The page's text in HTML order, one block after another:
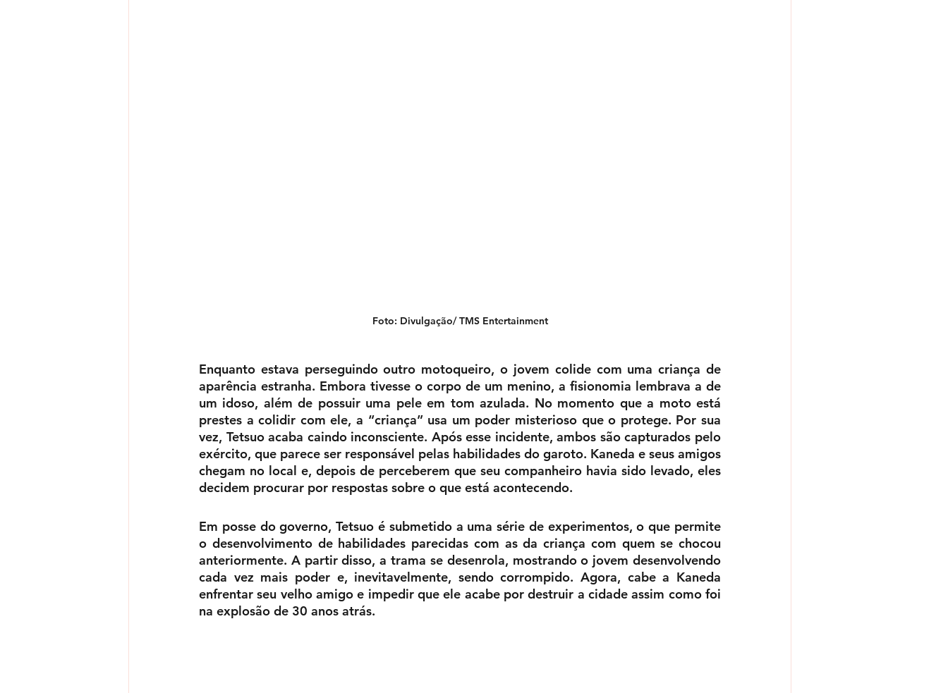
Foto: Divulgação/ TMS Entertainment
Enquanto estava perseguindo outro motoqueiro, o jovem colide com uma criança de
aparência estranha. Embora tivesse o corpo de um menino, a fisionomia lembrava a de
um idoso, além de possuir uma pele em tom azulada. No momento que a moto está
prestes a colidir com ele, a “criança” usa um poder misterioso que o protege. Por sua
vez, Tetsuo acaba caindo inconsciente. Após esse incidente, ambos são capturados pelo
exército, que parece ser responsável pelas habilidades do garoto. Kaneda e seus amigos
chegam no local e, depois de perceberem que seu companheiro havia sido levado, eles
decidem procurar por respostas sobre o que está acontecendo.
Em posse do governo, Tetsuo é submetido a uma série de experimentos, o que permite
o desenvolvimento de habilidades parecidas com as da criança com quem se chocou
anteriormente. A partir disso, a trama se desenrola, mostrando o jovem desenvolvendo
cada vez mais poder e, inevitavelmente, sendo corrompido. Agora, cabe a Kaneda
enfrentar seu velho amigo e impedir que ele acabe por destruir a cidade assim como foi
na explosão de 30 anos atrás.